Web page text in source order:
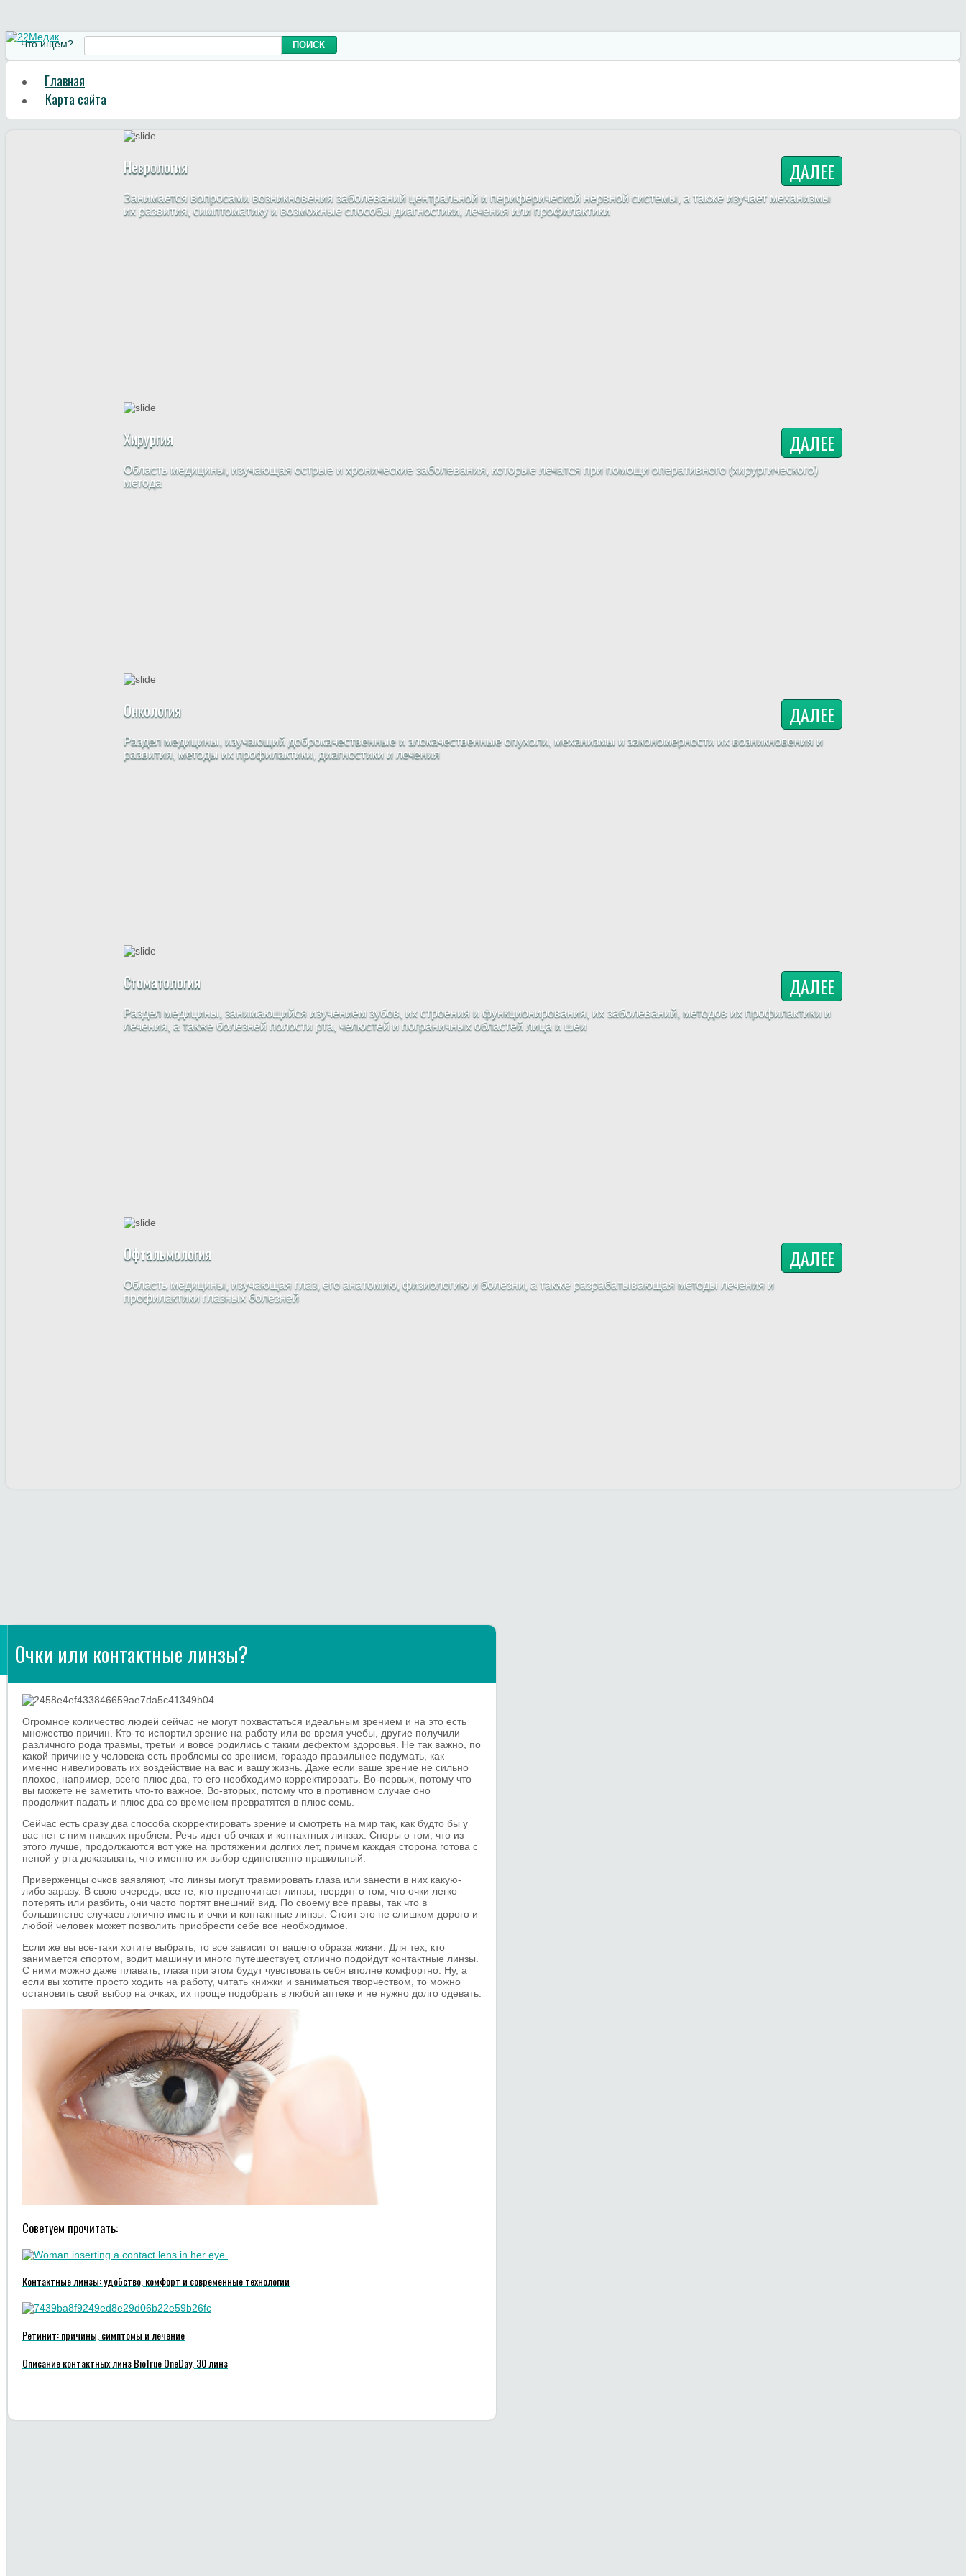
Что ищем?
Главная
Карта сайта
ДАЛЕЕ
Неврология
Занимается вопросами возникновения заболеваний центральной и периферической нервной системы, а также изучает механизмы
их развития, симптоматику и возможные способы диагностики, лечения или профилактики
ДАЛЕЕ
Хирургия
Область медицины, изучающая острые и хронические заболевания, которые лечатся при помощи оперативного (хирургического)
метода
ДАЛЕЕ
Онкология
Раздел медицины, изучающий доброкачественные и злокачественные опухоли, механизмы и закономерности их возникновения и
развития, методы их профилактики, диагностики и лечения
ДАЛЕЕ
Стоматология
Раздел медицины, занимающийся изучением зубов, их строения и функционирования, их заболеваний, методов их профилактики и
лечения, а также болезней полости рта, челюстей и пограничных областей лица и шеи
ДАЛЕЕ
Офтальмология
Область медицины, изучающая глаз, его анатомию, физиологию и болезни, а также разрабатывающая методы лечения и
профилактики глазных болезней
Очки или контактные линзы?
Огромное количество людей сейчас не могут похвастаться идеальным зрением и на это есть
множество причин. Кто-то испортил зрение на работу или во время учебы, другие получили
различного рода травмы, третьи и вовсе родились с таким дефектом здоровья. Не так важно, по
какой причине у человека есть проблемы со зрением, гораздо правильнее подумать, как
именно нивелировать их воздействие на вас и вашу жизнь. Даже если ваше зрение не сильно
плохое, например, всего плюс два, то его необходимо корректировать. Во-первых, потому что
вы можете не заметить что-то важное. Во-вторых, потому что в противном случае оно
продолжит падать и плюс два со временем превратятся в плюс семь.
Сейчас есть сразу два способа скорректировать зрение и смотреть на мир так, как будто бы у
вас нет с ним никаких проблем. Речь идет об очках и контактных линзах. Споры о том, что из
этого лучше, продолжаются вот уже на протяжении долгих лет, причем каждая сторона готова с
пеной у рта доказывать, что именно их выбор единственно правильный.
Приверженцы очков заявляют, что линзы могут травмировать глаза или занести в них какую-
либо заразу. В свою очередь, все те, кто предпочитает линзы, твердят о том, что очки легко
потерять или разбить, они часто портят внешний вид. По своему все правы, так что в
большинстве случаев логично иметь и очки и контактные линзы. Стоит это не слишком дорого и
любой человек может позволить приобрести себе все необходимое.
Если же вы все-таки хотите выбрать, то все зависит от вашего образа жизни. Для тех, кто
занимается спортом, водит машину и много путешествует, отлично подойдут контактные линзы.
С ними можно даже плавать, глаза при этом будут чувствовать себя вполне комфортно. Ну, а
если вы хотите просто ходить на работу, читать книжки и заниматься творчеством, то можно
остановить свой выбор на очках, их проще подобрать в любой аптеке и не нужно долго одевать.
Советуем прочитать:
Контактные линзы: удобство, комфорт и современные технологии
Ретинит: причины, симптомы и лечение
Описание контактных линз BioTrue OneDay, 30 линз